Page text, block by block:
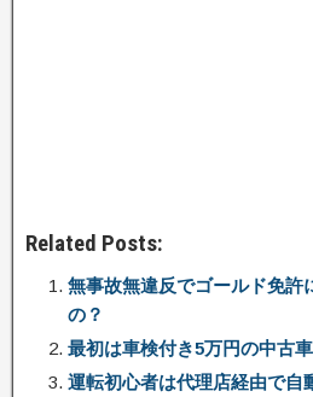
Related Posts:
無事故無違反でゴールド免許
の？
最初は車検付き5万円の中古
運転初心者は代理店経由で自